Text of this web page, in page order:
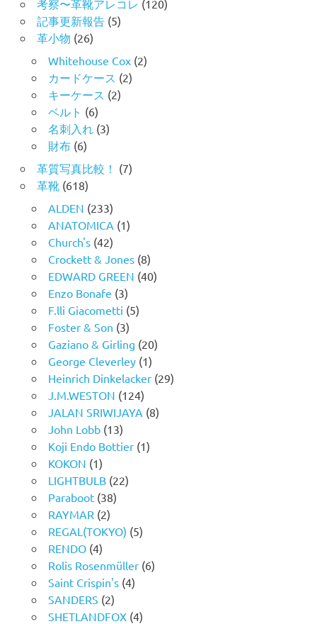
考察〜革靴アレコレ (120)
記事更新報告(5)
革小物 (26)
Whitehouse Cox(2)
カードケース (2)
キーケース (2)
ベルト (6)
名刺入れ (3)
財布(6)
革質写真比較！ (7)
革靴(618)
ALDEN (233)
ANATOMICA (1)
Church's(42)
Crockett & Jones(8)
EDWARD GREEN (40)
Enzo Bonafe (3)
F.lli Giacometti (5)
Foster & Son (3)
Gaziano & Girling (20)
George Cleverley(1)
Heinrich Dinkelacker(29)
J.M.WESTON (124)
JALAN SRIWIJAYA (8)
John Lobb(13)
Koji Endo Bottier(1)
KOKON (1)
LIGHTBULB(22)
Paraboot(38)
RAYMAR (2)
REGAL(TOKYO) (5)
RENDO(4)
Rolis Rosenmüller(6)
Saint Crispin's(4)
SANDERS (2)
SHETLANDFOX(4)